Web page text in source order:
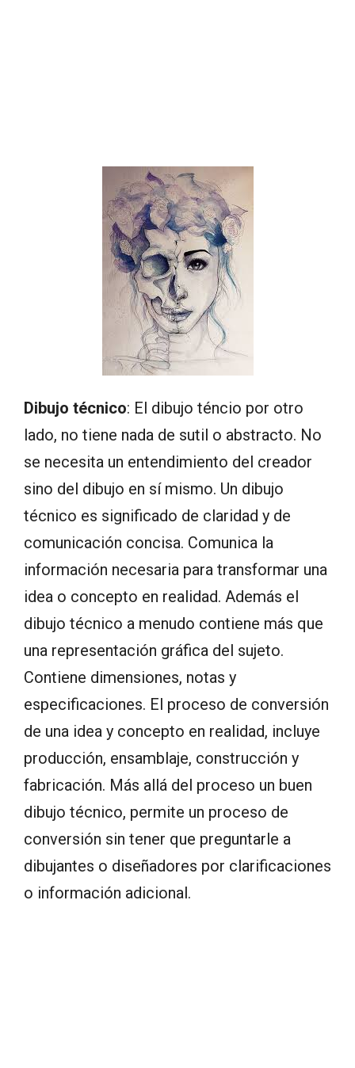
Dibujo técnico: El dibujo téncio por otro
lado, no tiene nada de sutil o abstracto. No
se necesita un entendimiento del creador
sino del dibujo en sí mismo. Un dibujo
técnico es significado de claridad y de
comunicación concisa. Comunica la
información necesaria para transformar una
idea o concepto en realidad. Además el
dibujo técnico a menudo contiene más que
una representación gráfica del sujeto.
Contiene dimensiones, notas y
especificaciones. El proceso de conversión
de una idea y concepto en realidad, incluye
producción, ensamblaje, construcción y
fabricación. Más allá del proceso un buen
dibujo técnico, permite un proceso de
conversión sin tener que preguntarle a
dibujantes o diseñadores por clarificaciones
o información adicional.